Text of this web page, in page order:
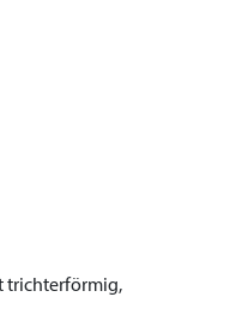
trichterförmig,